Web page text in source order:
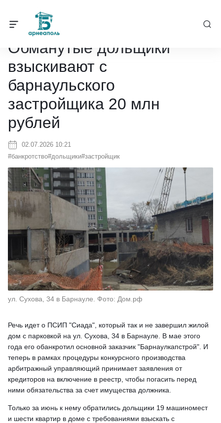
Барнеаполь / Обманутые дольщики взыскивают с
Обманутые дольщики
взыскивают с
барнаульского
застройщика 20 млн
рублей
02.07.2026 10:21
#банкротство#дольщики#застройщик
ул. Сухова, 34 в Барнауле. Фото: Дом.рф
Речь идет о ПСИП "Сиада", который так и не завершил жилой
дом с парковкой на ул. Сухова, 34 в Барнауле. В мае этого
года его обанкротил основной заказчик "Барнаулкапстрой". И
теперь в рамках процедуры конкурсного производства
арбитражный управляющий принимает заявления от
кредиторов на включение в реестр, чтобы погасить перед
ними обязательства за счет имущества должника.
Только за июнь к нему обратились дольщики 19 машиномест
и шести квартир в доме с требованиями взыскать с